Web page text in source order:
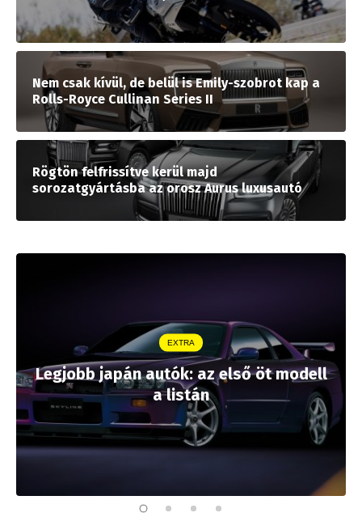
Nem csak kívül, de belül is Emily-szobrot kap a
Rolls-Royce Cullinan Series II
Rögtön felfrissítve kerül majd
sorozatgyártásba az orosz Aurus luxusautó
EXTRA
Legjobb japán autók: az első öt modell
a listán